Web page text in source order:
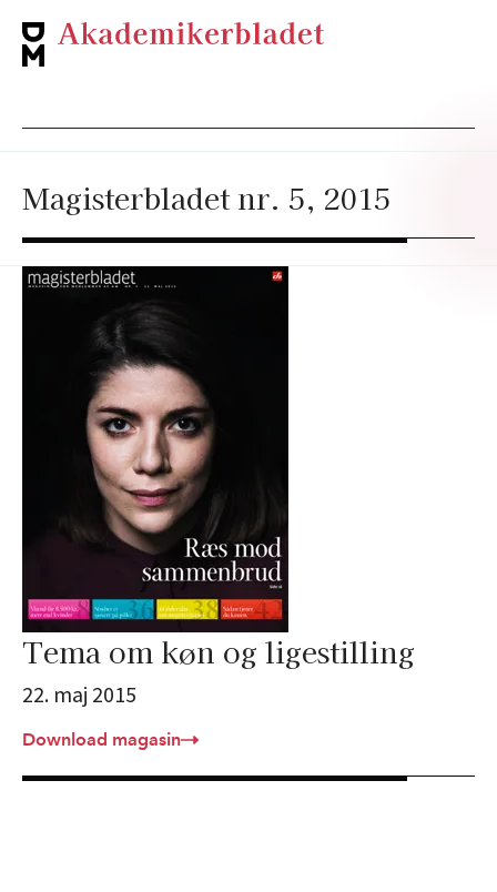
Magisterbladet nr. 5, 2015
Tema om køn og ligestilling
22. maj 2015
Download magasin